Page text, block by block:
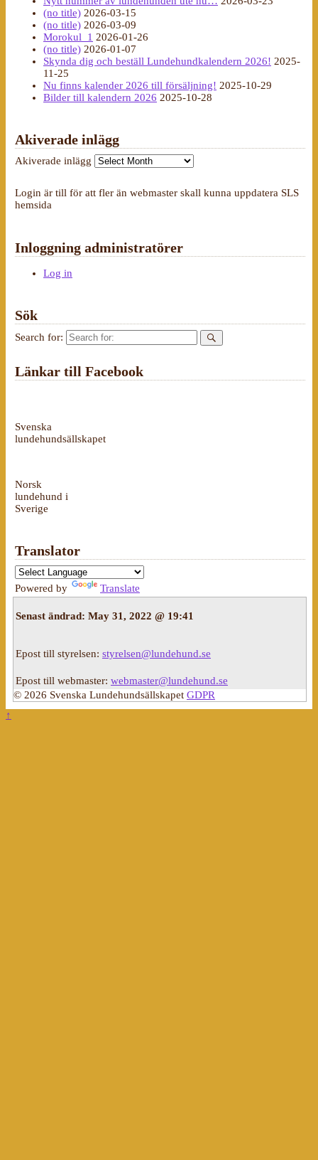
(no title) 2026-03-15
(no title) 2026-03-09
Morokul_1 2026-01-26
(no title) 2026-01-07
Skynda dig och beställ Lundehundkalendern 2026! 2025-
11-25
Nu finns kalender 2026 till försäljning! 2025-10-29
Bilder till kalendern 2026 2025-10-28
Akiverade inlägg
Akiverade inlägg
Login är till för att fler än webmaster skall kunna uppdatera SLS
hemsida
Inloggning administratörer
Log in
Sök
Search for:
Länkar till Facebook
Svenska
lundehundsällskapet
Norsk
lundehund i
Sverige
Translator
Powered by Translate
Senast ändrad: May 31, 2022 @ 19:41
Epost till styrelsen: styrelsen@lundehund.se
Epost till webmaster: webmaster@lundehund.se
© 2026 Svenska Lundehundsällskapet GDPR
↑